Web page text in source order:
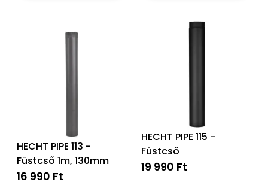
HECHT PIPE 113 -
Füstcső 1m, 130mm
16 990 Ft
HECHT PIPE 115 -
Füstcső
19 990 Ft